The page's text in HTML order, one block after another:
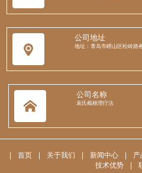
公司地址
地址：青岛市崂山区松岭路
公司名称
袁氏截根理疗法
| 首页 | 关于我们 | 新闻中心 | 产
技术优势
|